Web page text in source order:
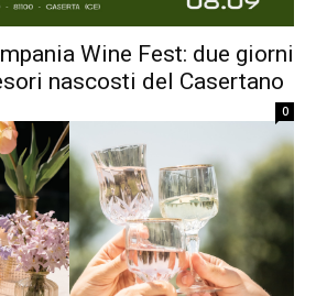
Wine Fest: due giorni
nascosti del Casertano
0